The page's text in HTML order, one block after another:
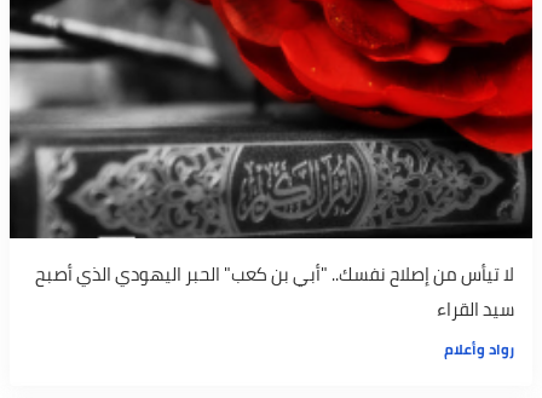
لا تيأس من إصلاح نفسك.. "أبي بن كعب" الحبر اليهودي الذي أصبح
سيد القراء
رواد وأعلام